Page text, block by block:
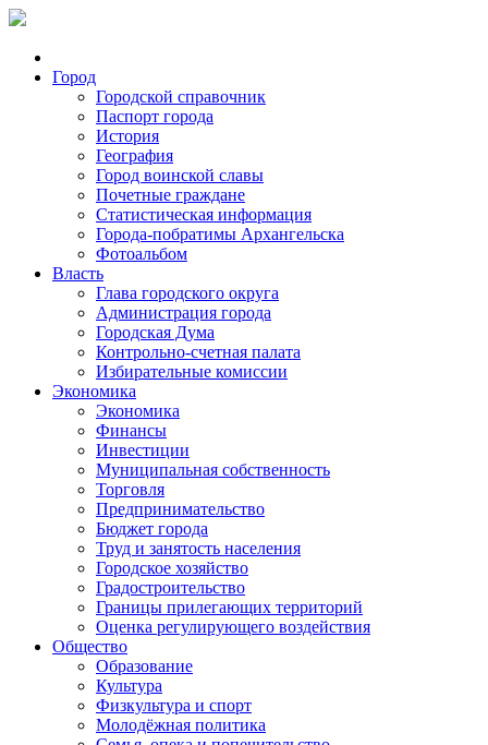
Город
Городской справочник
Паспорт города
История
География
Город воинской славы
Почетные граждане
Статистическая информация
Города-побратимы Архангельска
Фотоальбом
Власть
Глава городского округа
Администрация города
Городская Дума
Контрольно-счетная палата
Избирательные комиссии
Экономика
Экономика
Финансы
Инвестиции
Муниципальная собственность
Торговля
Предпринимательство
Бюджет города
Труд и занятость населения
Городское хозяйство
Градостроительство
Границы прилегающих территорий
Оценка регулирующего воздействия
Общество
Образование
Культура
Физкультура и спорт
Молодёжная политика